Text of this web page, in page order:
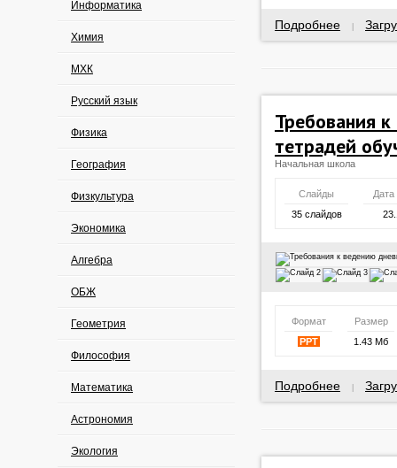
Информатика
Химия
МХК
Русский язык
Физика
География
Физкультура
Экономика
Алгебра
ОБЖ
Геометрия
Философия
Математика
Астрономия
Экология
Подробнее
Требования
тетрадей
Начальная школа
Слайды
Дата
35 слайдов
Формат
Размер
PPT
1.43 Мб
Подробнее